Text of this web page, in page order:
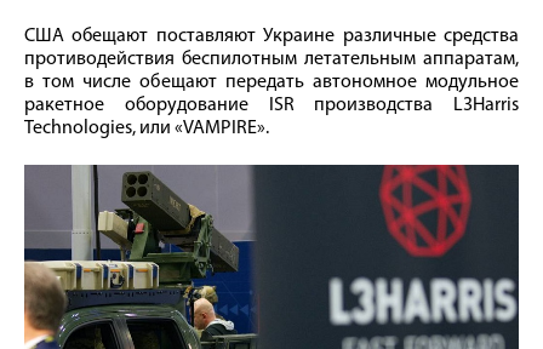
США обещают поставляют Украине различные средства
противодействия беспилотным летательным аппаратам,
в том числе обещают передать автономное модульное
ракетное оборудование ISR производства L3Harris
Technologies, или «VAMPIRE».